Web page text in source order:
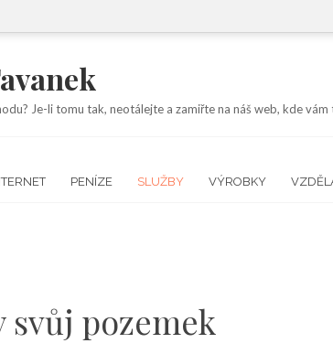
Je-li tomu tak, neotálejte a zamiřte na náš web, kde vám
PENÍZE SLUŽBY VÝROBKY
svůj pozemek